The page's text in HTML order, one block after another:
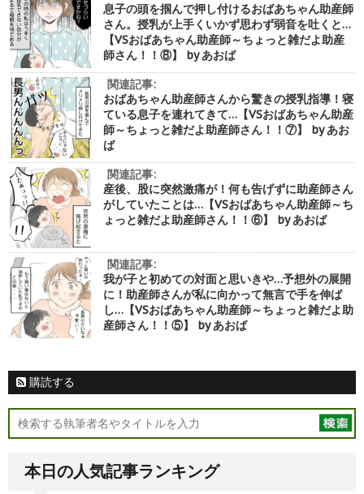
息子の頭を掴んで押し付けるおばあちゃん助産師
さん。授乳が上手くいかず思わず弱音を吐くと…
【VSおばあちゃん助産師～ちょっと雑だよ助産
師さん！！⑧】 by あおば
関連記事:
おばあちゃん助産師さんから驚きの授乳指導！寝
ている息子を連れてきて…【VSおばあちゃん助産
師～ちょっと雑だよ助産師さん！！⑦】 by あお
ば
関連記事:
産後、股に突然激痛が！何も告げずに助産師さん
がしていたことは…【VSおばあちゃん助産師～ち
ょっと雑だよ助産師さん！！⑥】 by あおば
関連記事:
我が子と初めての対面と思いきや…予想外の展開
に！助産師さんが私に向かって無言で手を伸ば
し…【VSおばあちゃん助産師～ちょっと雑だよ助
産師さん！！⑤】 by あおば
購読する
本日の人気記事ランキング